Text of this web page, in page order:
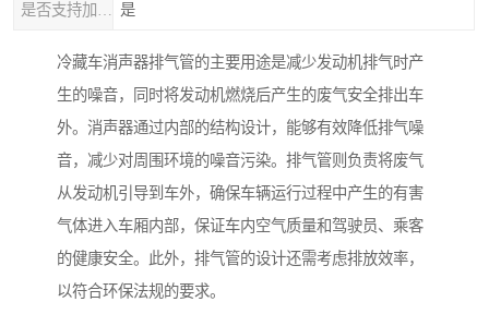
是
冷藏车消声器排气管的主要用途是减少发动机排气时产
生的噪音，同时将发动机燃烧后产生的废气安全排出车
外。消声器通过内部的结构设计，能够有效降低排气噪
音，减少对周围环境的噪音污染。排气管则负责将废气
从发动机引导到车外，确保车辆运行过程中产生的有害
气体进入车厢内部，保证车内空气质量和驾驶员、乘客
的健康安全。此外，排气管的设计还需考虑排放效率，
以符合环保法规的要求。